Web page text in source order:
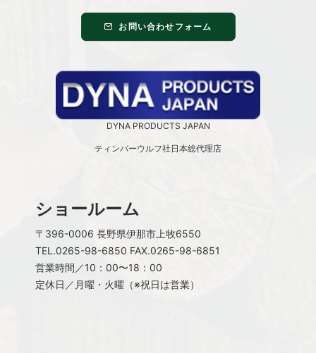
お問い合わせフォーム
DYNA PRODUCTS JAPAN
ティンバーウルフ社日本総代理店
ショールーム
〒396-0006 長野県伊那市上牧6550
TEL.0265-98-6850 FAX.0265-98-6851
営業時間／10：00〜18：00
定休日／月曜・火曜（※祝日は営業）